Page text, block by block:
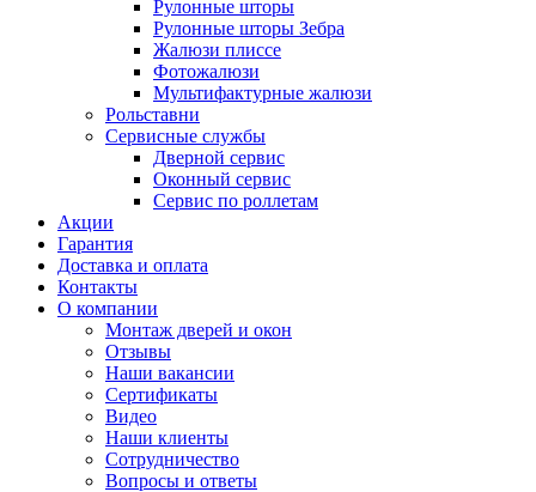
Рулонные шторы
Рулонные шторы Зебра
Жалюзи плиссе
Фотожалюзи
Мультифактурные жалюзи
Рольставни
Сервисные службы
Дверной сервис
Оконный сервис
Сервис по роллетам
Акции
Гарантия
Доставка и оплата
Контакты
О компании
Монтаж дверей и окон
Отзывы
Наши вакансии
Сертификаты
Видео
Наши клиенты
Сотрудничество
Вопросы и ответы